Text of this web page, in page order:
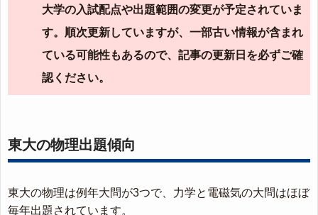
大学の入試配点や出題範囲の変更が予定されていま
す。順次更新していますが、一部古い情報が含まれ
ている可能性もあるので、記事の更新日を必ずご確
認ください。
東大の物理出題傾向
東大の物理は例年大問が3つで、力学と電磁気の大問はほぼ
毎年出題されています。